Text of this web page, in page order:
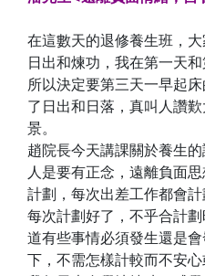
在這數天的退修養生班，
日出和煉功，我在第一天
所以決定要第三天一早起
了日出和日落，真叫人讚
景。
趙院長今天講課關於養生
人是要有正念，遠離負面
計劃，每次出差工作都會
每次計劃好了，不乎合計
道有些事情必須發生還是
下，不需怎樣計較而不安心